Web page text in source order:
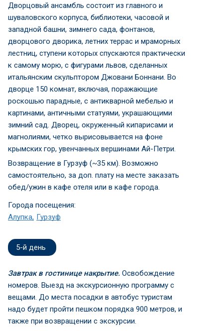
Дворцовый ансамбль состоит из главного и
шуваловского корпуса, библиотеки, часовой и
западной башни, зимнего сада, фонтанов,
дворцового дворика, летних террас и мраморных
лестниц, ступени которых спускаются практически
к самому морю, с фигурами львов, сделанных
итальянским скульптором Джовани Боннани. Во
дворце 150 комнат, включая, поражающие
роскошью парадные, с антикварной мебелью и
картинами, античными статуями, украшающими
зимний сад. Дворец, окруженный кипарисами и
магнолиями, четко вырисовывается на фоне
крымских гор, увенчанных вершинами Ай-Петри.
Возвращение в Гурзуф (~35 км). Возможно
самостоятельно, за доп. плату на месте заказать
обед/ужин в кафе отеля или в кафе города.
Города посещения:
Алупка Гурзуф
5-й день
Завтрак в гостинице накрытие. Освобождение
номеров. Выезд на экскурсионную программу с
вещами. До места посадки в автобус туристам
надо будет пройти пешком порядка 900 метров, и
также при возвращении с экскурсии.